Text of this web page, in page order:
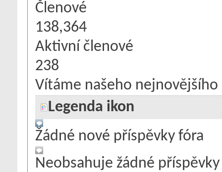
Členové
138,364
Aktivní členové
238
Vítáme našeho
Legenda ikon
Žádné nové příspěvky fóra
Neobsahuje žádné